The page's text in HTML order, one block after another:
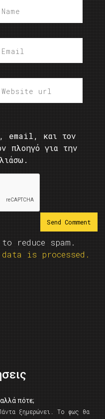
email, και τον
πλοηγό για την
reduce spam.
data is processed.
πότε;
ξημερώνει. Το φως θα